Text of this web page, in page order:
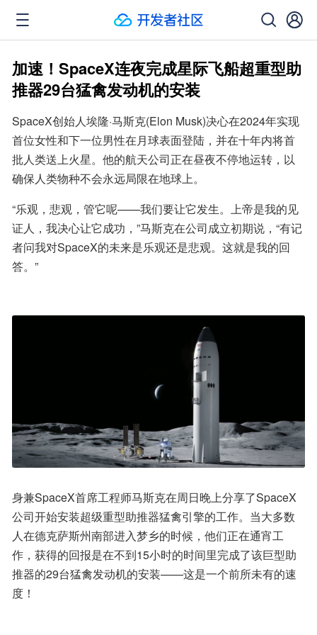
加速！SpaceX连夜完成星际飞船超重型助
推器29台猛禽发动机的安装
SpaceX创始人埃隆·马斯克(Elon Musk)决心在2024年实现
首位女性和下一位男性在月球表面登陆，并在十年内将首
批人类送上火星。他的航天公司正在昼夜不停地运转，以
确保人类物种不会永远局限在地球上。
“乐观，悲观，管它呢——我们要让它发生。上帝是我的见
证人，我决心让它成功，”马斯克在公司成立初期说，“有记
者问我对SpaceX的未来是乐观还是悲观。这就是我的回
答。”
身兼SpaceX首席工程师马斯克在周日晚上分享了SpaceX
公司开始安装超级重型助推器猛禽引擎的工作。当大多数
人在德克萨斯州南部进入梦乡的时候，他们正在通宵工
作，获得的回报是在不到15小时的时间里完成了该巨型助
推器的29台猛禽发动机的安装——这是一个前所未有的速
度！